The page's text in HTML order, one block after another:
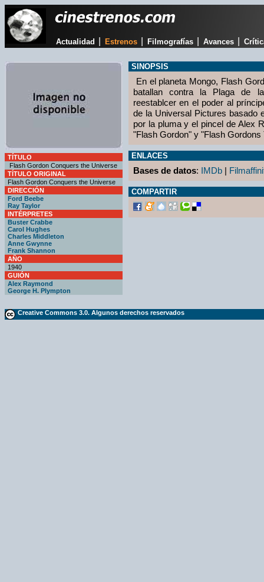
Actualidad Estrenos Filmografías Avances
TÍTULO
Flash Gordon Conquers the Universe
TÍTULO ORIGINAL
Flash Gordon Conquers the Universe
DIRECCIÓN
Ford Beebe
Ray Taylor
INTÉRPRETES
Buster Crabbe
Carol Hughes
Charles Middleton
Anne Gwynne
Frank Shannon
AÑO
1940
GUIÓN
Alex Raymond
George H. Plympton
SINOPSIS
En el planeta Mongo, Flash
batallan contra la Plaga de
reestablcer en el poder al
de la Universal Pictures basado
por la pluma y el pincel de Alex
"Flash Gordon" y "Flash Gordons
ENLACES
Bases de datos: IMDb |
COMPARTIR
Creative Commons 3.0. Algunos derechos reservados